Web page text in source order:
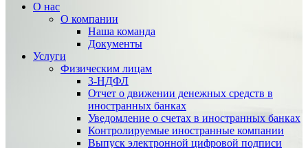
О нас
О компании
Наша команда
Документы
Услуги
Физическим лицам
3-НДФЛ
Отчет о движении денежных средств в
иностранных банках
Уведомление о счетах в иностранных банках
Контролируемые иностранные компании
Выпуск электронной цифровой подписи